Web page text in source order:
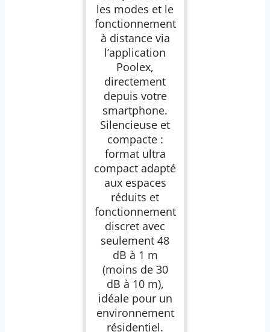
les modes et le
fonctionnement
à distance via
l’application
Poolex,
directement
depuis votre
smartphone.
Silencieuse et
compacte :
format ultra
compact adapté
aux espaces
réduits et
fonctionnement
discret avec
seulement 48
dB à 1 m
(moins de 30
dB à 10 m),
idéale pour un
environnement
résidentiel.